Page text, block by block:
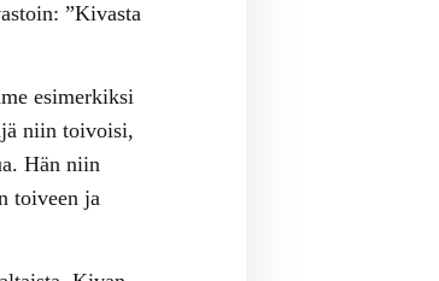
”Kivasta
esimerkiksi
niin toivoisi,
Hän niin
toiveen ja